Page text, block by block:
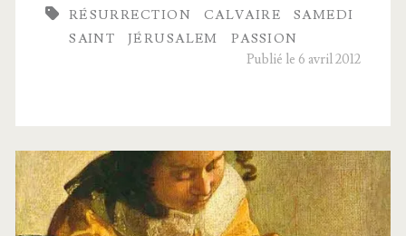
d’une
Jérusalem.
RÉSURRECTION CALVAIRE
SAMEDI
SAINT
JÉRUSALEM
PASSION
Publié le 6 avril 2012